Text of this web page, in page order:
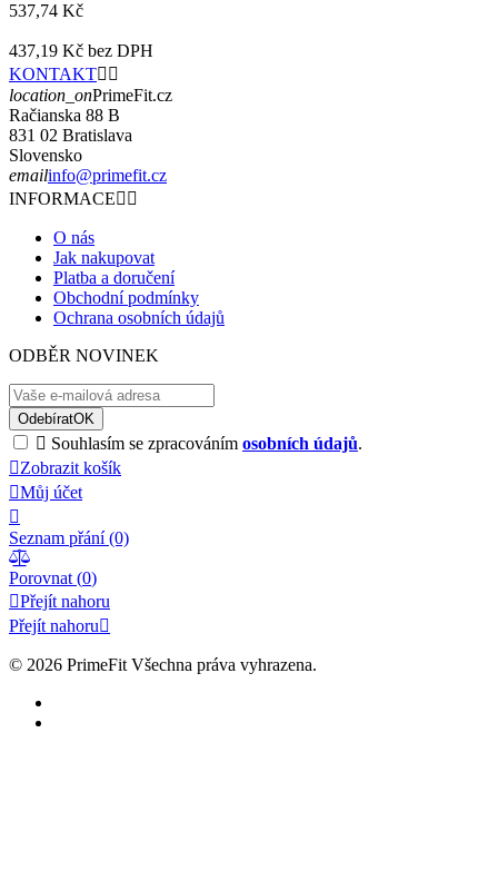
537,74 Kč
437,19 Kč bez DPH
KONTAKT 
location_onPrimeFit.cz
Račianska 88 B
831 02 Bratislava
Slovensko
emailinfo@primefit.cz
INFORMACE 
O nás
Jak nakupovat
Platba a doručení
Obchodní podmínky
Ochrana osobních údajů
ODBĚR NOVINEK
OdebíratOK
 Souhlasím se zpracováním osobních údajů.
Zobrazit košík
Můj účet

Seznam přání (0)

Porovnat (0)
Přejít nahoru
Přejít nahoru
© 2026 PrimeFit Všechna práva vyhrazena.